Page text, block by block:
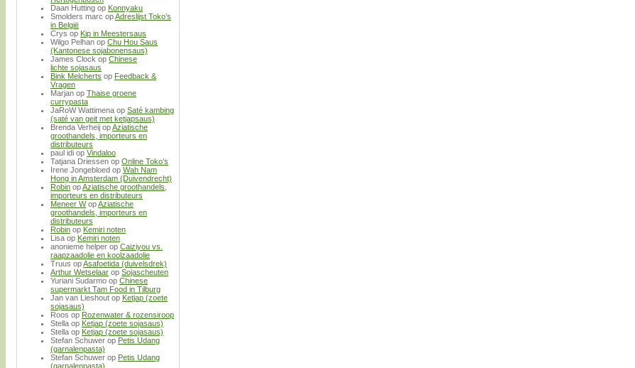
Daan Hutting op Konnyaku
Smolders marc opAdreslijst Toko’s
in België
Crys op Kip in Meestersaus
Wilgo Pelhan op Chu Hou Saus
(Kantonese sojabonensaus)
James Clock op Chinese
lichte sojasaus
Bink Melcherts op Feedback &
Vragen
Marjan op Thaise groene
currypasta
JaRoW Wattimena op Saté kambing
(saté van geit met ketjapsaus)
Brenda Verheij opAziatische
groothandels, importeurs en
distributeurs
paul idi op Vindaloo
Tatjana Driessen op Online Toko’s
Irene Jongebloed op Wah Nam
Hong in Amsterdam (Duivendrecht)
Robin opAziatische groothandels,
importeurs en distributeurs
Meneer WopAziatische
groothandels, importeurs en
distributeurs
Robin op Kemiri noten
Lisa op Kemiri noten
anonieme helper op Caiziyou vs.
raapzaadolie en koolzaadolie
Truus opAsafoetida (duivelsdrek)
Arthur Wetselaar op Sojascheuten
Yuriani Sudarmo op Chinese
supermarkt Tam Food in Tilburg
Jan van Lieshout op Ketjap (zoete
sojasaus)
Roos op Rozenwater & rozensiroop
Stella op Ketjap (zoete sojasaus)
Stella op Ketjap (zoete sojasaus)
Stefan Schuwer op Petis Udang
(garnalenpasta)
Stefan Schuwer op Petis Udang
(garnalenpasta)